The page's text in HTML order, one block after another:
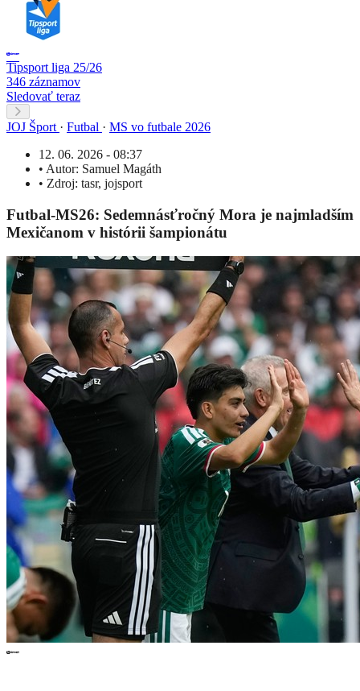
Tipsport liga 25/26
346 záznamov
Sledovať teraz
JOJ Šport · Futbal · MS vo futbale 2026
12. 06. 2026 - 08:37
• Autor: Samuel Magáth
• Zdroj: tasr, jojsport
Futbal-MS26: Sedemnásťročný Mora je najmladším
Mexičanom v histórii šampionátu